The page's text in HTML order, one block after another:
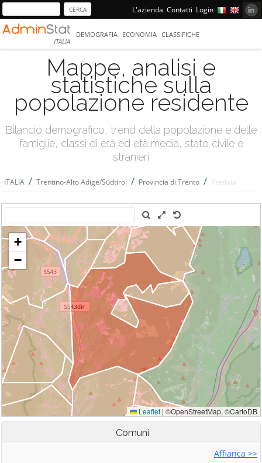
L'azienda Contatti Login
ITALIA
DEMOGRAFIA ECONOMIA CLASSIFICHE
Mappe, analisi e
statistiche sulla
popolazione residente
Bilancio demografico, trend della popolazione e delle
famiglie, classi di età ed età media, stato civile e
stranieri
ITALIA / Trentino-Alto Adige/Südtirol / Provincia di Trento / Predaia
Comuni
Affianca >>